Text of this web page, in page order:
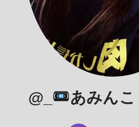
@_ あみんこ